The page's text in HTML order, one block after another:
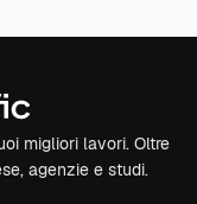
migliori lavori. Oltre
agenzie e studi.